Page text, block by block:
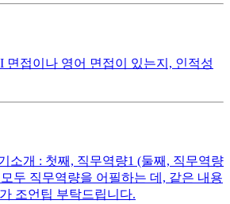
접이나 영어 면접이 있는지, 인적성
소개 : 첫째, 직무역량1 (둘째, 직무역량
두 직무역량을 어필하는 데, 같은 내용
조언팁 부탁드립니다.